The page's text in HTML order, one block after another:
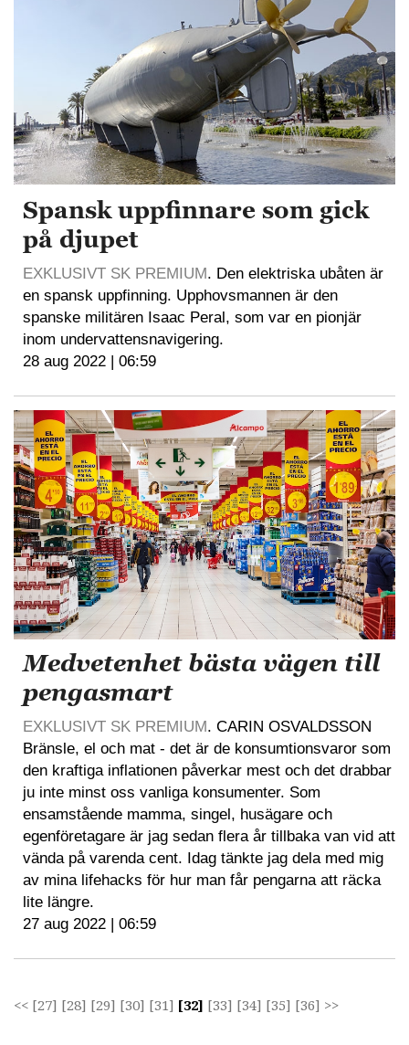
Spansk uppfinnare som gick
på djupet
EXKLUSIVT SK PREMIUM. Den elektriska ubåten är
en spansk uppfinning. Upphovsmannen är den
spanske militären Isaac Peral, som var en pionjär
inom undervattensnavigering.
28 aug 2022 | 06:59
Medvetenhet bästa vägen till
pengasmart
EXKLUSIVT SK PREMIUM. CARIN OSVALDSSON
Bränsle, el och mat - det är de konsumtionsvaror som
den kraftiga inflationen påverkar mest och det drabbar
ju inte minst oss vanliga konsumenter. Som
ensamstående mamma, singel, husägare och
egenföretagare är jag sedan flera år tillbaka van vid att
vända på varenda cent. Idag tänkte jag dela med mig
av mina lifehacks för hur man får pengarna att räcka
lite längre.
27 aug 2022 | 06:59
<< [27] [28] [29] [30] [31] [32] [33] [34] [35] [36] >>